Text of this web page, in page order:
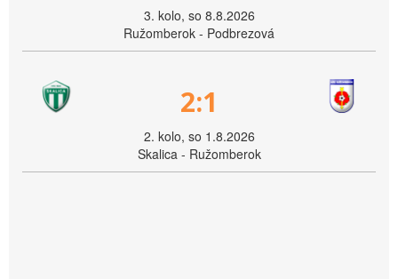
3. kolo, so 8.8.2026
Ružomberok - Podbrezová
2:1
2. kolo, so 1.8.2026
Skalica - Ružomberok